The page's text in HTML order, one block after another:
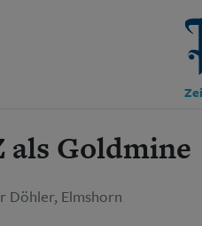
Login
finden
als Goldmine
Döhler, Elmshorn